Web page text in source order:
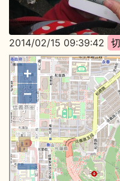
2014/02/15 09:39:42
+
−